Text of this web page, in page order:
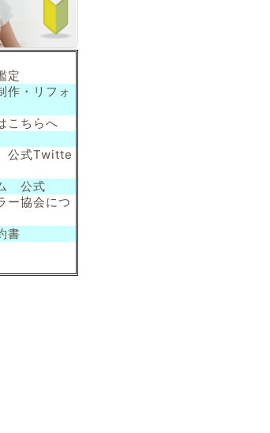
定
作・リフォ
こちらへ
公式Twitte
公式
ー協会につ
書